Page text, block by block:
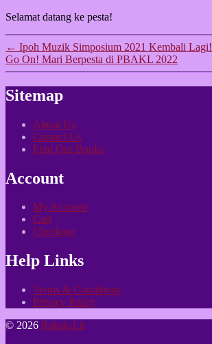
Selamat datang ke pesta!
← Ipoh Muzik Simposium 2021 Kembali Lagi!
Go On! Mari Berpesta di PBAKL 2022
Sitemap
About Us
Contact Us
Find Our Books
Account
My Account
Cart
Checkout
Help Links
Terms & Conditions
Privacy Policy
© 2026 Rabak-Lit